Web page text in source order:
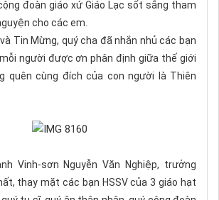
đoàn giáo xứ Giáo Lạc sốt sắng tham
cho các em.
Tin Mừng, quý cha đã nhắn nhủ các bạn
người được ơn phân định giữa thế giới
quên cùng đích của con người là Thiên
Vinh-sơn Nguyễn Văn Nghiệp, trưởng
thay mặt các bạn HSSV của 3 giáo hạt